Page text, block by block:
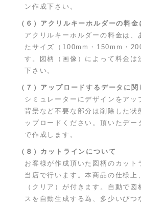
ン作成下さい。
（６）アクリルキーホルダーの料金
アクリルキーホルダーの料金は
たサイズ（100mm・150mm・
す。図柄（画像）によって料金
下さい。
（７）アップロードするデータに関
シミュレーターにデザインをア
背景など不要な部分は削除した
ップロードください。頂いたデ
で作成します。
（８）カットラインについて
お客様が作成頂いた図柄のカッ
当店で行います。本商品の仕様
（クリア）が付きます。自動で
スを自動生成する為、多少いび